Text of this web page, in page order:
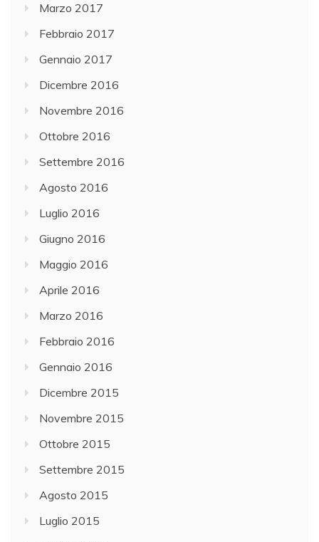
Marzo 2017
Febbraio 2017
Gennaio 2017
Dicembre 2016
Novembre 2016
Ottobre 2016
Settembre 2016
Agosto 2016
Luglio 2016
Giugno 2016
Maggio 2016
Aprile 2016
Marzo 2016
Febbraio 2016
Gennaio 2016
Dicembre 2015
Novembre 2015
Ottobre 2015
Settembre 2015
Agosto 2015
Luglio 2015